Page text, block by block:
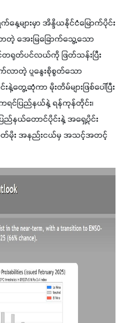
ေ့များမှာ အိန္ဒိယနိုင်ငံမြောက်ပိုင်း
အေးမြခြောက်သွေ့သော
တရုတ်ပင်လယ်ကို ဖြတ်သန်းပြီး
ာတဲ့ ပူနွေးစိုစွတ်သော
နဲ့တွေ့ဆုံကာ မိုးတိမ်များဖြစ်ပေါ်ပြီး
ရင်ပြည်နယ်နဲ့ ရန်ကုန်တိုင်း၊
ြည်နယ်တောင်ပိုင်းနဲ့ အရှေ့ပိုင်း
တ်မိုး အနည်းငယ်မှ အသင့်အတင့်